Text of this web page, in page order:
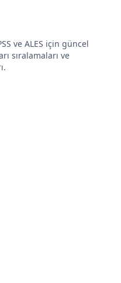
ve ALES için güncel
sıralamaları ve